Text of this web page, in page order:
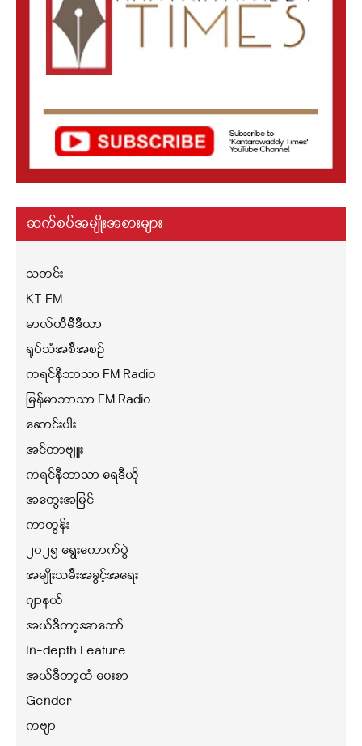
ဆက်စပ်အမျိုးအစားများ
သတင်း
KT FM
မာလ်တီမီဒီယာ
ရုပ်သံအစီအစဉ်
ကရင်နီဘာသာ FM Radio
မြန်မာဘာသာ FM Radio
ဆောင်းပါး
အင်တာဗျူး
ကရင်နီဘာသာ ရေဒီယို
အတွေးအမြင်
ကာတွန်း
၂၀၂၅ ရွေးကောက်ပွဲ
အမျိုးသမီးအခွင့်အရေး
ဂျာနယ်
အယ်ဒီတာ့အာဘော်
In-depth Feature
အယ်ဒီတာ့ထံ ပေးစာ
Gender
ကဗျာ